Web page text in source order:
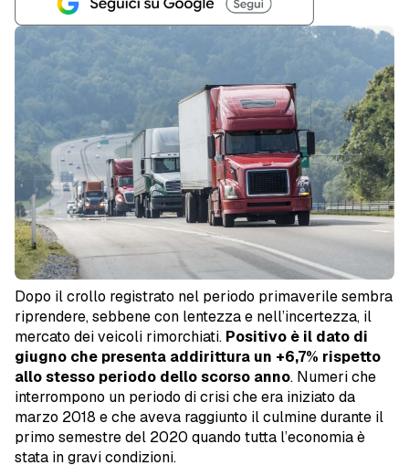
Dopo il crollo registrato nel periodo primaverile sembra
riprendere, sebbene con lentezza e nell’incertezza, il
mercato dei veicoli rimorchiati. Positivo è il dato di
giugno che presenta addirittura un +6,7% rispetto
allo stesso periodo dello scorso anno. Numeri che
interrompono un periodo di crisi che era iniziato da
marzo 2018 e che aveva raggiunto il culmine durante il
primo semestre del 2020 quando tutta l’economia è
stata in gravi condizioni.